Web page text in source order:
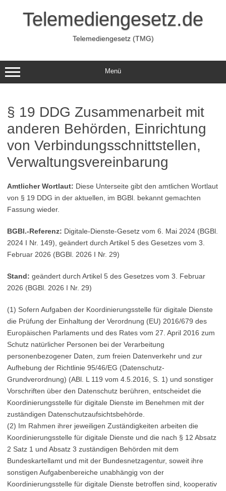
springenTelemediengesetz.de
Telemediengesetz (TMG)
Menü
§ 19 DDG Zusammenarbeit mit
anderen Behörden, Einrichtung
von Verbindungsschnittstellen,
Verwaltungsvereinbarung
Amtlicher Wortlaut: Diese Unterseite gibt den amtlichen Wortlaut
von § 19 DDG in der aktuellen, im BGBl. bekannt gemachten
Fassung wieder.
BGBl.-Referenz: Digitale-Dienste-Gesetz vom 6. Mai 2024 (BGBl.
2024 I Nr. 149), geändert durch Artikel 5 des Gesetzes vom 3.
Februar 2026 (BGBl. 2026 I Nr. 29)
Stand: geändert durch Artikel 5 des Gesetzes vom 3. Februar
2026 (BGBl. 2026 I Nr. 29)
(1) Sofern Aufgaben der Koordinierungsstelle für digitale Dienste
die Prüfung der Einhaltung der Verordnung (EU) 2016/679 des
Europäischen Parlaments und des Rates vom 27. April 2016 zum
Schutz natürlicher Personen bei der Verarbeitung
personenbezogener Daten, zum freien Datenverkehr und zur
Aufhebung der Richtlinie 95/46/EG (Datenschutz-
Grundverordnung) (ABl. L 119 vom 4.5.2016, S. 1) und sonstiger
Vorschriften über den Datenschutz berühren, entscheidet die
Koordinierungsstelle für digitale Dienste im Benehmen mit der
zuständigen Datenschutzaufsichtsbehörde.
(2) Im Rahmen ihrer jeweiligen Zuständigkeiten arbeiten die
Koordinierungsstelle für digitale Dienste und die nach § 12 Absatz
2 Satz 1 und Absatz 3 zuständigen Behörden mit dem
Bundeskartellamt und mit der Bundesnetzagentur, soweit ihre
sonstigen Aufgabenbereiche unabhängig von der
Koordinierungsstelle für digitale Dienste betroffen sind, kooperativ